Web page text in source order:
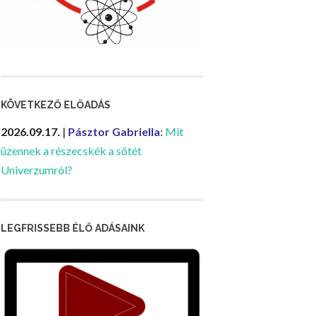
KÖVETKEZŐ ELŐADÁS
2026.09.17. | Pásztor Gabriella: Mit
üzennek a részecskék a sötét
Univerzumról?
LEGFRISSEBB ÉLŐ ADÁSAINK